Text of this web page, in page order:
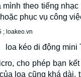
theo tiếng
phục vụ công
cho phép bạn
loa cũng khá